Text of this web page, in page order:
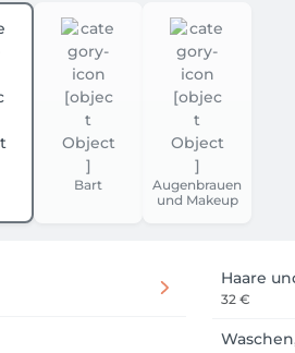
Bart
Augenbrauen
und Makeup
Haare
32 €